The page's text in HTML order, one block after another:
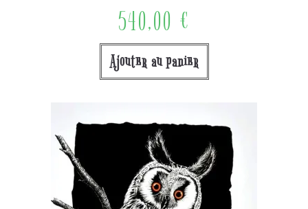
540,00 €
Ajouter au panier